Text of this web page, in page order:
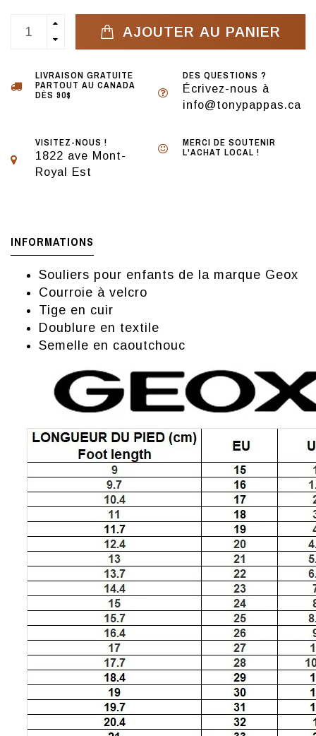
AJOUTER AU PANIER
LIVRAISON GRATUITE
PARTOUT AU CANADA
DÈS 90$
DES QUESTIONS ?
Écrivez-nous à
info@tonypappas.ca
VISITEZ-NOUS !
1822 ave Mont-
Royal Est
MERCI DE SOUTENIR
L'ACHAT LOCAL !
INFORMATIONS
Souliers pour enfants de la marque Geox
Courroie à velcro
Tige en cuir
Doublure en textile
Semelle en caoutchouc